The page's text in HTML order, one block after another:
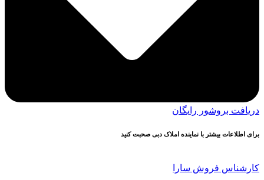
دریافت بروشور رایگان
برای اطلاعات بیشتر با نماینده املاک دبی صحبت کنید
کارشناس فروش سارا